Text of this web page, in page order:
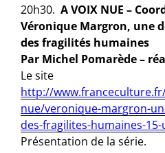
20h30. A VOIX NUE –
Véronique Margron, une
des fragilités humaines
Par Michel Pomarède –
Le site
http://
nue/veronique-margron-
des-fragilites-humaines-
​Présentation de la série.